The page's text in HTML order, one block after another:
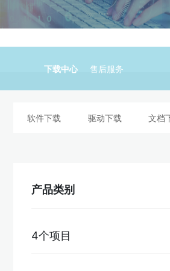
下载中心 售后服务
软件下载 驱动下载 文档
产品类别
4个项目